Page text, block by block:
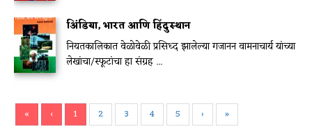
अिंडिया, भारत आणि हिंदुस्थान
नियतकालिकात वेळोवेळी प्रसिध्द झालेल्या गजानन वामनाचार्य यांच्या
लेखांचा/स्फूटांचा हा संग्रह ...
« ‹ 1 2 3 4 5 › »